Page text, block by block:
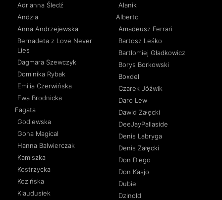
Adrianna Śledź
Andzia
Anna Andrzejewska
Bernadeta z Love Never
Lies
Dagmara Szewczyk
Dominika Rybak
Emilia Czerwińska
Ewa Brodnicka
Fagata
Godlewska
Goha Magical
Hanna Balwierczak
Kamiszka
Kostrzycka
Kozińska
Klaudusiek
Alanik
Alberto
Amadeusz Ferrari
Bartosz Leśko
Bartłomiej Gładkowicz
Borys Borkowski
Boxdel
Czarek Jóźwik
Daro Lew
Dawid Załęcki
DeeJayPallaside
Denis Labryga
Denis Załęcki
Don Diego
Don Kasjo
Dubiel
Dzinold